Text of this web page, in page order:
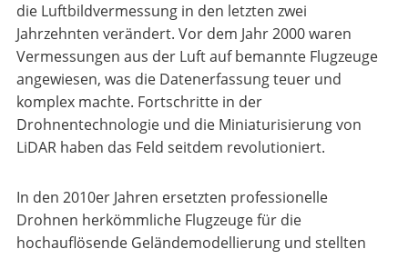
die Luftbildvermessung in den letzten zwei
Jahrzehnten verändert. Vor dem Jahr 2000 waren
Vermessungen aus der Luft auf bemannte Flugzeuge
angewiesen, was die Datenerfassung teuer und
komplex machte. Fortschritte in der
Drohnentechnologie und die Miniaturisierung von
LiDAR haben das Feld seitdem revolutioniert.
In den 2010er Jahren ersetzten professionelle
Drohnen herkömmliche Flugzeuge für die
hochauflösende Geländemodellierung und stellten